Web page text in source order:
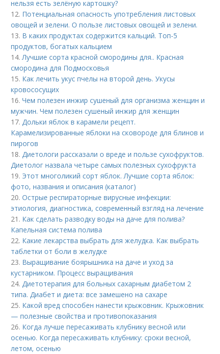
нельзя есть зелёную картошку?
12. Потенциальная опасность употребления листовых
овощей и зелени. О пользе листовых овощей и зелени.
13. В каких продуктах содержится кальций. Топ-5
продуктов, богатых кальцием
14.Лучшие сорта красной смородины для.. Красная
смородина для Подмосковья
15. Как лечить укус пчелы на второй день. Укусы
кровососущих
16.Чем полезен инжир сушеный для организма женщин и
мужчин. Чем полезен сушеный инжир для женщин
17.Дольки яблок в карамели рецепт.
Карамелизированные яблоки на сковороде для блинов и
пирогов
18.Диетологи рассказали о вреде и пользе сухофруктов.
Диетолог назвала четыре самых полезных сухофрукта
19. Этот многоликий сорт яблок. Лучшие сорта яблок:
фото, названия и описания (каталог)
20.Острые респираторные вирусные инфекции:
этиология, диагностика, современный взгляд на лечение
21. Как сделать разводку воды на даче для полива?
Капельная система полива
22. Какие лекарства выбрать для желудка. Как выбрать
таблетки от боли в желудке
23. Выращивание боярышника на даче и уход за
кустарником. Процесс выращивания
24.Диетотерапия для больных сахарным диабетом 2
типа. Диабет и диета: все замешено на сахаре
25. Какой вред способен нанести крыжовник. Крыжовник
— полезные свойства и противопоказания
26. Когда лучше пересаживать клубнику весной или
осенью. Когда пересаживать клубнику: сроки весной,
летом, осенью